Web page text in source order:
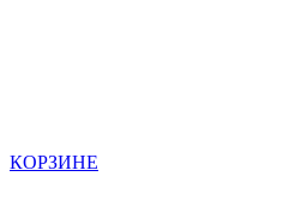
КОРЗИНЕ